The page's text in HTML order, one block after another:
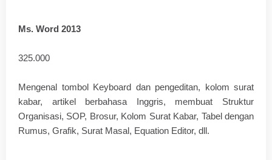
Ms. Word 2013
325.000
Mengenal tombol Keyboard dan pengeditan, kolom surat
kabar, artikel berbahasa Inggris, membuat Struktur
Organisasi, SOP, Brosur, Kolom Surat Kabar, Tabel dengan
Rumus, Grafik, Surat Masal, Equation Editor, dll.